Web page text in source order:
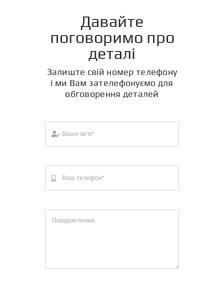
Давайте
поговоримо про
деталі
Залиште свій номер телефону
і ми Вам зателефонуємо для
обговорення деталей